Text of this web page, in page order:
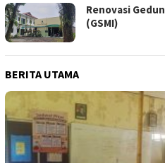
Renovasi
(GSMI)
BERITA UTAMA